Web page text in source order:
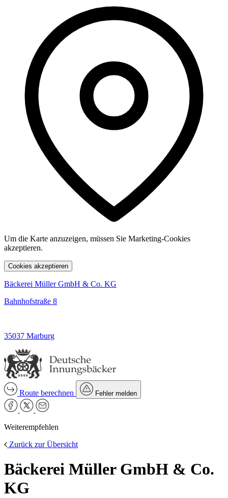
Um die Karte anzuzeigen, müssen Sie Marketing-Cookies
akzeptieren.
Cookies akzeptieren
Bäckerei Müller GmbH & Co. KG
Bahnhofstraße 8
35037 Marburg
Route berechnen Fehler melden
Weiterempfehlen
Zurück zur Übersicht
Bäckerei Müller GmbH & Co.
KG